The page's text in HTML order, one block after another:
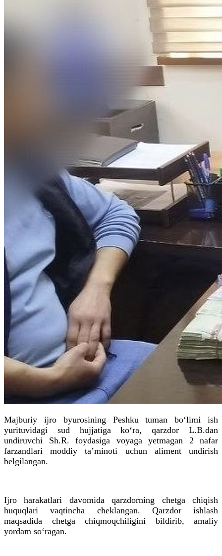
Majburiy ijro byurosining Peshku tuman bo‘limi ish
yurituvidagi sud hujjatiga ko‘ra, qarzdor L.B.dan
undiruvchi Sh.R. foydasiga voyaga yetmagan 2 nafar
farzandlari moddiy taʼminoti uchun aliment undirish
belgilangan.
Ijro harakatlari davomida qarzdorning chetga chiqish
huquqlari vaqtincha cheklangan. Qarzdor ishlash
maqsadida chetga chiqmoqchiligini bildirib, amaliy
yordam so‘ragan.